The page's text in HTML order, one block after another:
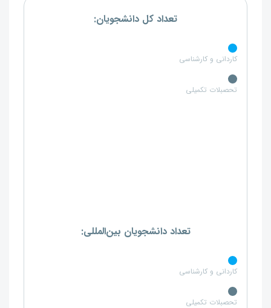
تعداد کل دانشجویان:
کاردانی و کارشناسی
تحصبلات تکمیلی
تعداد دانشجویان بین‌المللی:
کاردانی و کارشناسی
تحصبلات تکمیلی